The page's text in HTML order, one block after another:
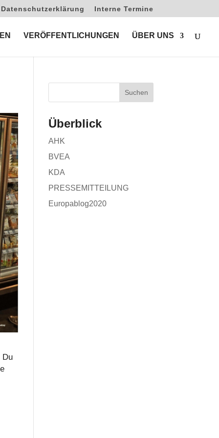
Datenschutzerklärung Interne Termine
VERÖFFENTLICHUNGEN ÜBER UNS
Du
Überblick
AHK
BVEA
KDA
PRESSEMITTEILUNG
Europablog2020